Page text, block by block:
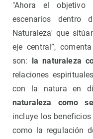
"Ahora el
escenarios
Naturaleza' que
eje central”,
son:
la naturaleza
relaciones
con la natura en
naturaleza como
incluye los
como la regulación